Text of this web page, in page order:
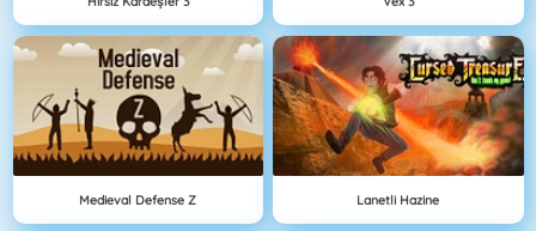
Medieval Defense Z Lanetli Hazine